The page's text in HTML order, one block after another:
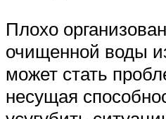
Плохо
очищенной воды
может стать
несущая